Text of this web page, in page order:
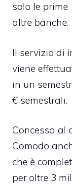
solo le prime
altre banche.
Il servizio di
viene
in un
€ semestrali.
Concessa al
Comodo
che è
per oltre 3